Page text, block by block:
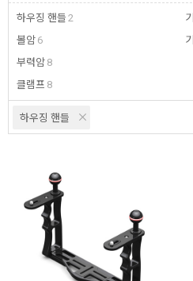
하우징 핸들 2
볼암 6
부력암 8
클램프 8
하우징 핸들